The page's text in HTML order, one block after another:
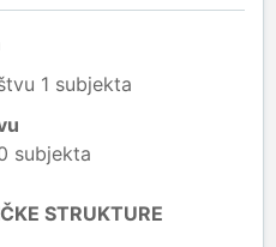
1 subjekta
subjekta
STRUKTURE